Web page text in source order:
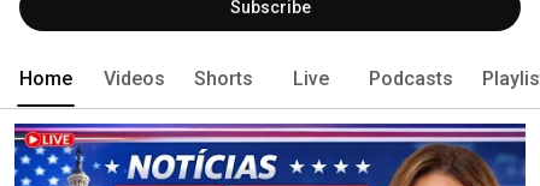
Subscribe
Home Videos Shorts Live Podcasts